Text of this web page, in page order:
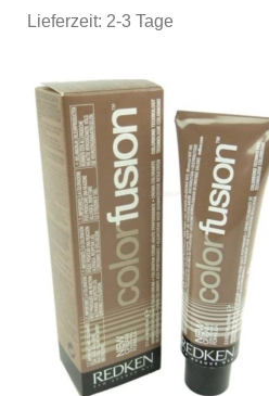
Lieferzeit: 2-3 Tage